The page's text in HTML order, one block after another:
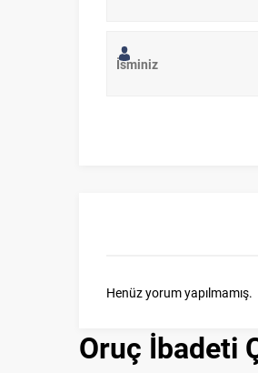
Henüz yorum yapılmamış.
Oruç İbadeti